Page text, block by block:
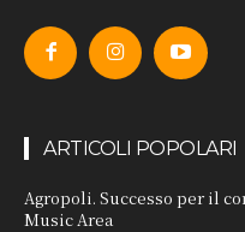
ARTICOLI POPOLARI
Agropoli. Successo per il
Music Area